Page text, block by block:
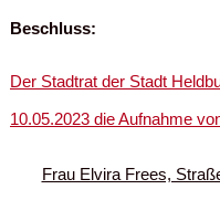
Beschluss:
Der Stadtrat der Stadt
10.05.2023 die Aufnahme
Frau Elvira Frees,